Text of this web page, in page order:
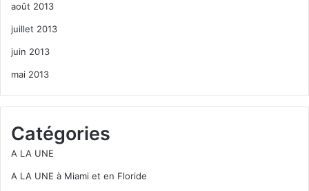
août 2013
juillet 2013
juin 2013
mai 2013
Catégories
A LA UNE
A LA UNE à Miami et en Floride